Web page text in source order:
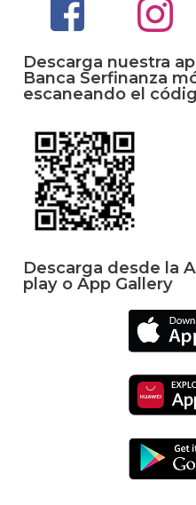
Descarga nuestra
Banca Serfinanza
escaneando el
Descarga desde la
play o App Gallery